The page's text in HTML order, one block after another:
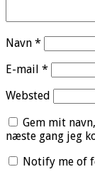
Navn *
E-mail *
Websted
Gem mit
næste gang jeg
Notify me of